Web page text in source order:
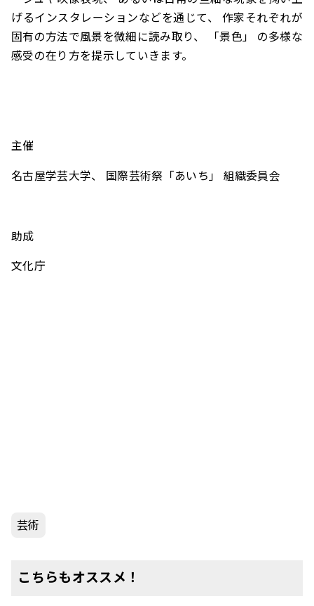
げるインスタレーションなどを通じて、 作家それぞれが
固有の方法で風景を微細に読み取り、 「景色」 の多様な
感受の在り方を提示していきます。
主催
名古屋学芸大学、 国際芸術祭「あいち」 組織委員会
助成
文化庁
芸術
こちらもオススメ！